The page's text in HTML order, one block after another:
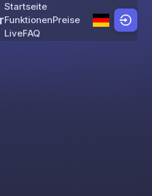
Skip to content
Startseite
FunktionenPreise
LiveFAQ